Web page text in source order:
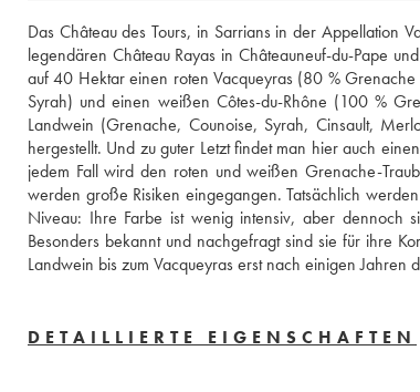
Das Château des Tours, in Sarrians in der Appellation
legendären Château Rayas in Châteauneuf-du-Pape
auf 40 Hektar einen roten Vacqueyras (80 %
Syrah) und einen weißen Côtes-du-Rhône (100 %
Landwein (Grenache, Counoise, Syrah, Cinsault,
hergestellt. Und zu guter Letzt findet man hier auch
jedem Fall wird den roten und weißen Grenache-
werden große Risiken eingegangen. Tatsächlich
Niveau: Ihre Farbe ist wenig intensiv, aber dennoch
Besonders bekannt und nachgefragt sind sie für ihre
Landwein bis zum Vacqueyras erst nach einigen
DETAILLIERTE EIGENSCHAFTEN